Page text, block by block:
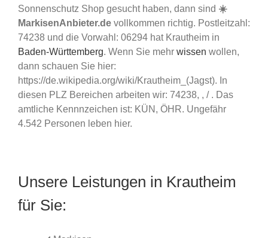
Sonnenschutz Shop gesucht haben, dann sind ☀️
MarkisenAnbieter.de vollkommen richtig. Postleitzahl:
74238 und die Vorwahl: 06294 hat Krautheim in
Baden-Württemberg. Wenn Sie mehr wissen wollen,
dann schauen Sie hier:
https://de.wikipedia.org/wiki/Krautheim_(Jagst). In
diesen PLZ Bereichen arbeiten wir: 74238, , / . Das
amtliche Kennnzeichen ist: KÜN, ÖHR. Ungefähr
4.542 Personen leben hier.
Unsere Leistungen in Krautheim
für Sie: